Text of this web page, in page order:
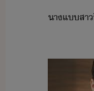
าแ​สา